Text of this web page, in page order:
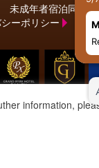
未成年者宿泊同意書
ーポリシー
information,